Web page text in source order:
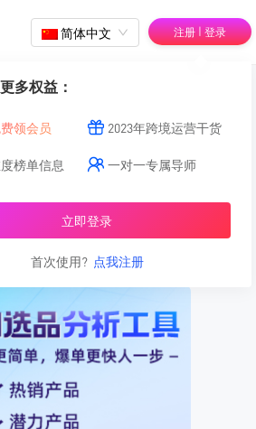
简体中文 注册 | 登录
多权益：
领会员 2023年跨境运营干货
榜单信息 一对一专属导师
立即登录
首次使用? 点我注册